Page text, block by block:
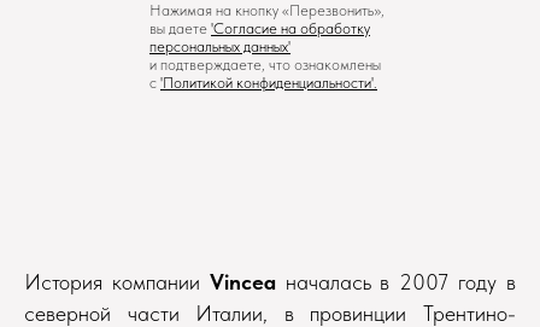
Нажимая на кнопку «Перезвонить»,
вы даете 'Cогласие на обработку
персональных данных'
и подтверждаете, что ознакомлены
с 'Политикой конфиденциальности'.
История компании Vinceaначалась в 2007 году в
северной части Италии, в провинции Трентино-